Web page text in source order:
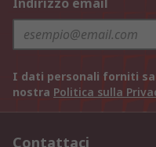
Indirizzo email
I dati personali forniti
nostra Politica sulla
Contattaci